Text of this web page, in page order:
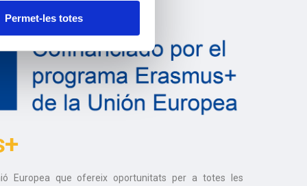
Permet-les totes
Europea que ofereix oportunitats per a totes les